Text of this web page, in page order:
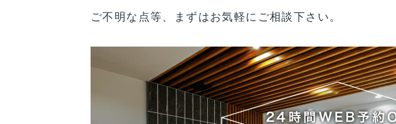
ご不明な点等、まずはお気軽にご相談下さい。